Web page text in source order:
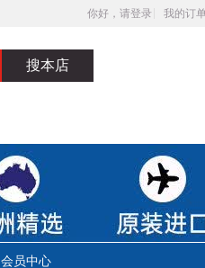
你好，请登录 我的订
搜本店
会员中心